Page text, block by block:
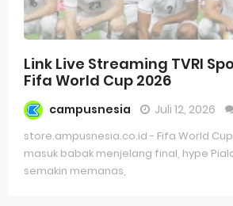
Game Retro
Game Snake
Game Bantumi
Game Space
Game Rangking 1 untuk
Game Rangking 1 untuk
Link Live Streaming TVRI
Fifa World Cup 2026
campusnesia Juli 12, 2026
store.ampusnesia.co.id - Fifa World
masuk babak menjelang final, hype
semakin memanas,